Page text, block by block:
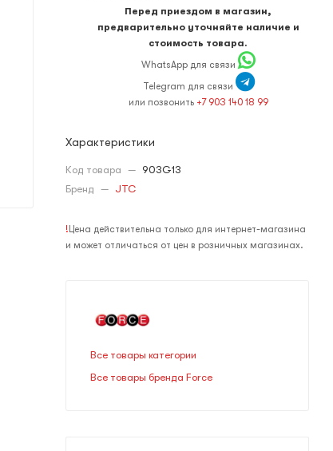
Перед приездом в магазин,
предварительно уточняйте наличие и
стоимость товара.
WhatsApp для связи
Telegram для связи
или позвонить +7 903 140 18 99
Характеристики
Код товара — 903G13
Бренд — JTC
! Цена действительна только для интернет-магазина
и может отличаться от цен в розничных магазинах.
Все товары категории
Все товары бренда Force